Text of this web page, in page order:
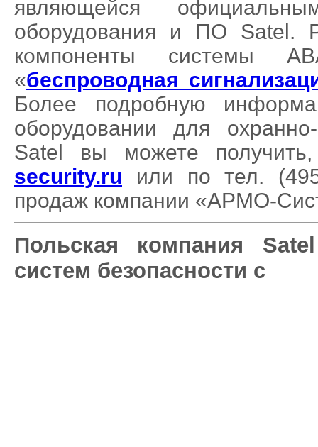
являющейся
оборудования и ПО Satel.
компоненты системы
«беспроводная
Более подробную
оборудовании для
Satel вы можете
security.ru или по тел.
продаж компании «АРМО-
Польская компания
систем безопасности с